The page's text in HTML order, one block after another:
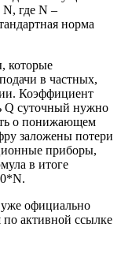
где N –
норма
которые
в частных,
Коэффициент
Q суточный нужно
о понижающем
заложены потери
приборы,
в итоге
официально
активной ссылке